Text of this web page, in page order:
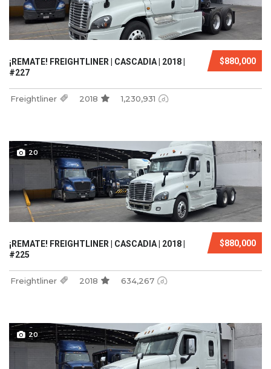
$880,000
¡REMATE! FREIGHTLINER | CASCADIA | 2018 |
#227
Freightliner 2018 1,230,931
20
$880,000
¡REMATE! FREIGHTLINER | CASCADIA | 2018 |
#225
Freightliner 2018 634,267
20